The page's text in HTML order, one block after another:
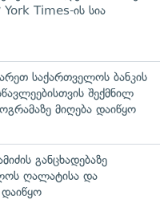
Times-ის სია
საქართველოს ბანკის
შექმნილ
მიღება დაიწყო
განცხადებაზე
ღალატისა და